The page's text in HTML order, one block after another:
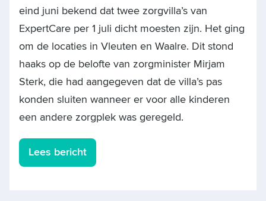
eind juni bekend dat twee zorgvilla’s van
ExpertCare per 1 juli dicht moesten zijn. Het ging
om de locaties in Vleuten en Waalre. Dit stond
haaks op de belofte van zorgminister Mirjam
Sterk, die had aangegeven dat de villa’s pas
konden sluiten wanneer er voor alle kinderen
een andere zorgplek was geregeld.
Lees bericht